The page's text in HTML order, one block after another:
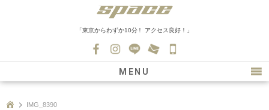
「東京からわずか10分！ アクセス良好！」
0139
MENU
IMG_8390